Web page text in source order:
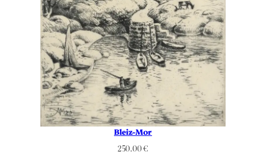
Bleiz-Mor
250.00€